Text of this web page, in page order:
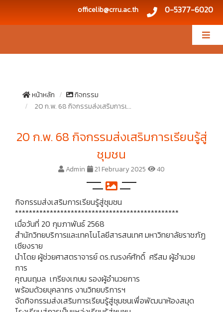
officelib@crru.ac.th 0-5377-6020
หน้าหลัก
กิจกรรม
20 ก.พ. 68 กิจกรรมส่งเสริมการเ...
20 ก.พ. 68 กิจกรรมส่งเสริมการเรียนรู้สู่
ชุมชน
Admin 21 February 2025 40
กิจกรรมส่งเสริมการเรียนรู้สู่ชุมชน
***********************************************
เมื่อวันที่ 20 กุมภาพันธ์ 2568
สำนักวิทยบริการและเทคโนโลยีสารสนเทศ มหาวิทยาลัยราชภัฏ
เชียงราย
นำโดย ผู้ช่วยศาสตราจารย์ ดร.ณรงค์ศักดิ์ ศรีสม ผู้อำนวย
การ
คุณนฤมล เกรียงเกษม รองผู้อำนวยการ
พร้อมด้วยบุคลากร งานวิทยบริการฯ
จัดกิจกรรมส่งเสริมการเรียนรู้สู่ชุมชนเพื่อพัฒนาห้องสมุด